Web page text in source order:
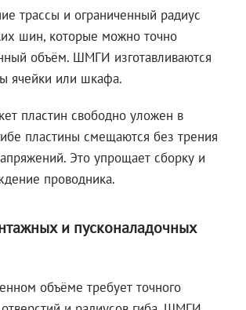
трассы и ограниченный радиус
шин, которые можно точно
объём. ШМГИ изготавливаются
ячейки или шкафа.
пластин свободно уложен в
пластины смещаются без трения
Это упрощает сборку и
проводника.
и пусконаладочных
объёме требует точного